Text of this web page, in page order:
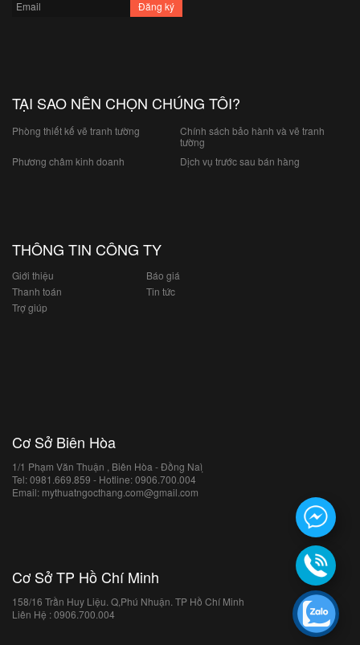
TẠI SAO NÊN CHỌN CHÚNG TÔI?
Phòng thiết kế vẽ tranh tường
Chính sách bảo hành và vẽ tranh
tường
Phương châm kinh doanh
Dịch vụ trước sau bán hàng
THÔNG TIN CÔNG TY
Giới thiệu
Báo giá
Thanh toán
Tin tức
Trợ giúp
Cơ Sở Biên Hòa
1/1 Phạm Văn Thuận , Biên Hòa - Đồng Naì ̣
Tel: 0981.669.859 - Hotline: 0906.700.004
Email: mythuatngocthang.com@gmail.com
Cơ Sở TP Hồ Chí Minh
158/16 Trần Huy Liệu. Q,Phú Nhuận. TP Hồ Chí Minh
Liên Hệ : 0906.700.004